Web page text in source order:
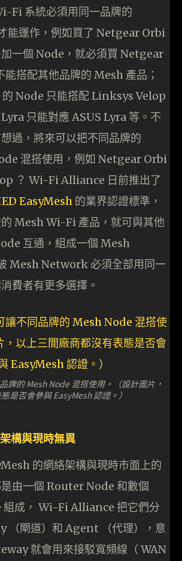
Fi 系統必須用同一品牌的
能運作，例如買了 Netgear Orbi
一個 Node，就必須買 Netgear
搭配其他品牌的 Mesh 產品；
Node 只能搭配 Linksys Velop
只能對應 ASUS Lyra 等。不
過，將來可以把不同品牌的
混搭使用，例如 Netgear Orbi
？ Wi-Fi Alliance 日前推出了
EasyMesh 的業界認證標準，
Mesh Wi-Fi 產品，就可與其他
互通，組成一個 Mesh
Mesh Network 必須全部用同一
費者有更多選擇。
牌的 Mesh Node 混搭使用。（設計圖片，
是否會參與 EasyMesh 認證。）
構與現時無異
的網絡架構與現時市面上的
由一個 Router Node 和數個
成， Wi-Fi Alliance 把它們分
（閘道）和 Agent （代理），意
就會用來接駁寬頻線（ WAN